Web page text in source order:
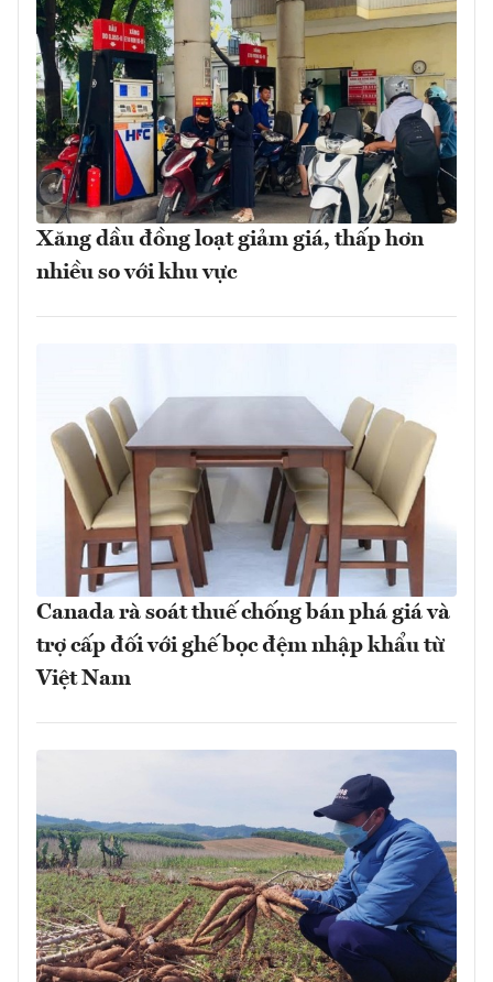
Xăng dầu đồng loạt giảm giá, thấp hơn
nhiều so với khu vực
Canada rà soát thuế chống bán phá giá và
trợ cấp đối với ghế bọc đệm nhập khẩu từ
Việt Nam